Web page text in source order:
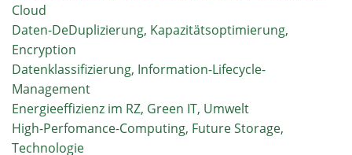
Cloud
Daten-DeDuplizierung, Kapazitätsoptimierung,
Encryption
Datenklassifizierung, Information-Lifecycle-
Management
Energieeffizienz im RZ, Green IT, Umwelt
High-Perfomance-Computing, Future Storage,
Technologie